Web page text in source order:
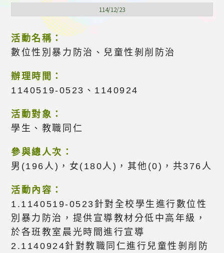
114/12/23
活動名稱：
數位性別暴力防治、兒童性剝削防治
辦理時間：
1140519-0523、1140924
活動對象：
學生、教職同仁
參與總人次：
男(196人)，女(180人)，其他(0)，共376人
活動內容：
1.1140519-0523針對全校學生進行數位性
別暴力防治，提供宣導教材分低中高年級，
於各班教室晨光時間進行宣導
2.1140924針對教職同仁進行兒童性剝削防